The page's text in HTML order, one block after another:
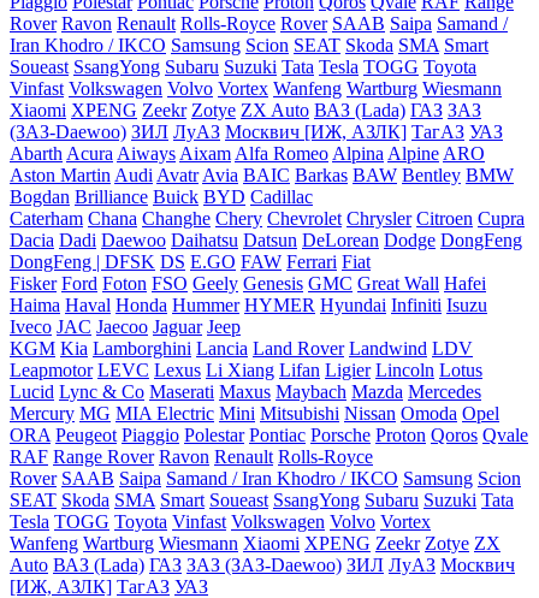
Rover Ravon Renault Rolls-Royce Rover SAAB Saipa Samand /
Iran Khodro / IKCO Samsung Scion SEAT Skoda SMA Smart
Soueast SsangYong Subaru Suzuki Tata Tesla TOGG Toyota
Vinfast Volkswagen Volvo Vortex Wanfeng Wartburg Wiesmann
Xiaomi XPENG Zeekr Zotye ZX Auto ВАЗ (Lada) ГАЗ ЗАЗ
(ЗАЗ-Daewoo) ЗИЛ ЛуАЗ Москвич [ИЖ, АЗЛК] ТагАЗ УАЗ
Abarth Acura Aiways Aixam Alfa Romeo Alpina Alpine ARO
Aston Martin Audi Avatr Avia BAIC Barkas BAW Bentley BMW
Bogdan Brilliance Buick BYD Cadillac
Caterham Chana Changhe Chery Chevrolet Chrysler Citroen Cupra
Dacia Dadi Daewoo Daihatsu Datsun DeLorean Dodge DongFeng
DongFeng | DFSK DS E.GO FAW Ferrari Fiat
Fisker Ford Foton FSO Geely Genesis GMC Great Wall Hafei
Haima Haval Honda Hummer HYMER Hyundai Infiniti Isuzu
Iveco JAC Jaecoo Jaguar Jeep
KGM Kia Lamborghini Lancia Land Rover Landwind LDV
Leapmotor LEVC Lexus Li Xiang Lifan Ligier Lincoln Lotus
Lucid Lync & Co Maserati Maxus Maybach Mazda Mercedes
Mercury MG MIA Electric Mini Mitsubishi Nissan Omoda Opel
ORA Peugeot Piaggio Polestar Pontiac Porsche Proton Qoros Qvale
RAF Range Rover Ravon Renault Rolls-Royce
Rover SAAB Saipa Samand / Iran Khodro / IKCO Samsung Scion
SEAT Skoda SMA Smart Soueast SsangYong Subaru Suzuki Tata
Tesla TOGG Toyota Vinfast Volkswagen Volvo Vortex
Wanfeng Wartburg Wiesmann Xiaomi XPENG Zeekr Zotye ZX
Auto ВАЗ (Lada) ГАЗ ЗАЗ (ЗАЗ-Daewoo) ЗИЛ ЛуАЗ Москвич
[ИЖ, АЗЛК] ТагАЗ УАЗ